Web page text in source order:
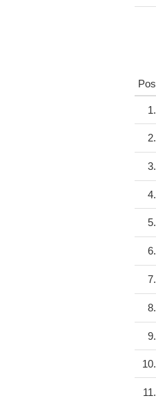
Pos
1.
2.
3.
4.
5.
6.
7.
8.
9.
10.
11.